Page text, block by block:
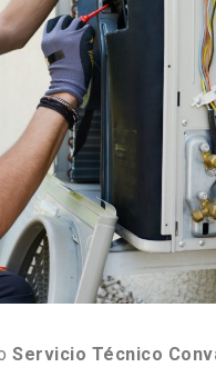
Servicio Técnico